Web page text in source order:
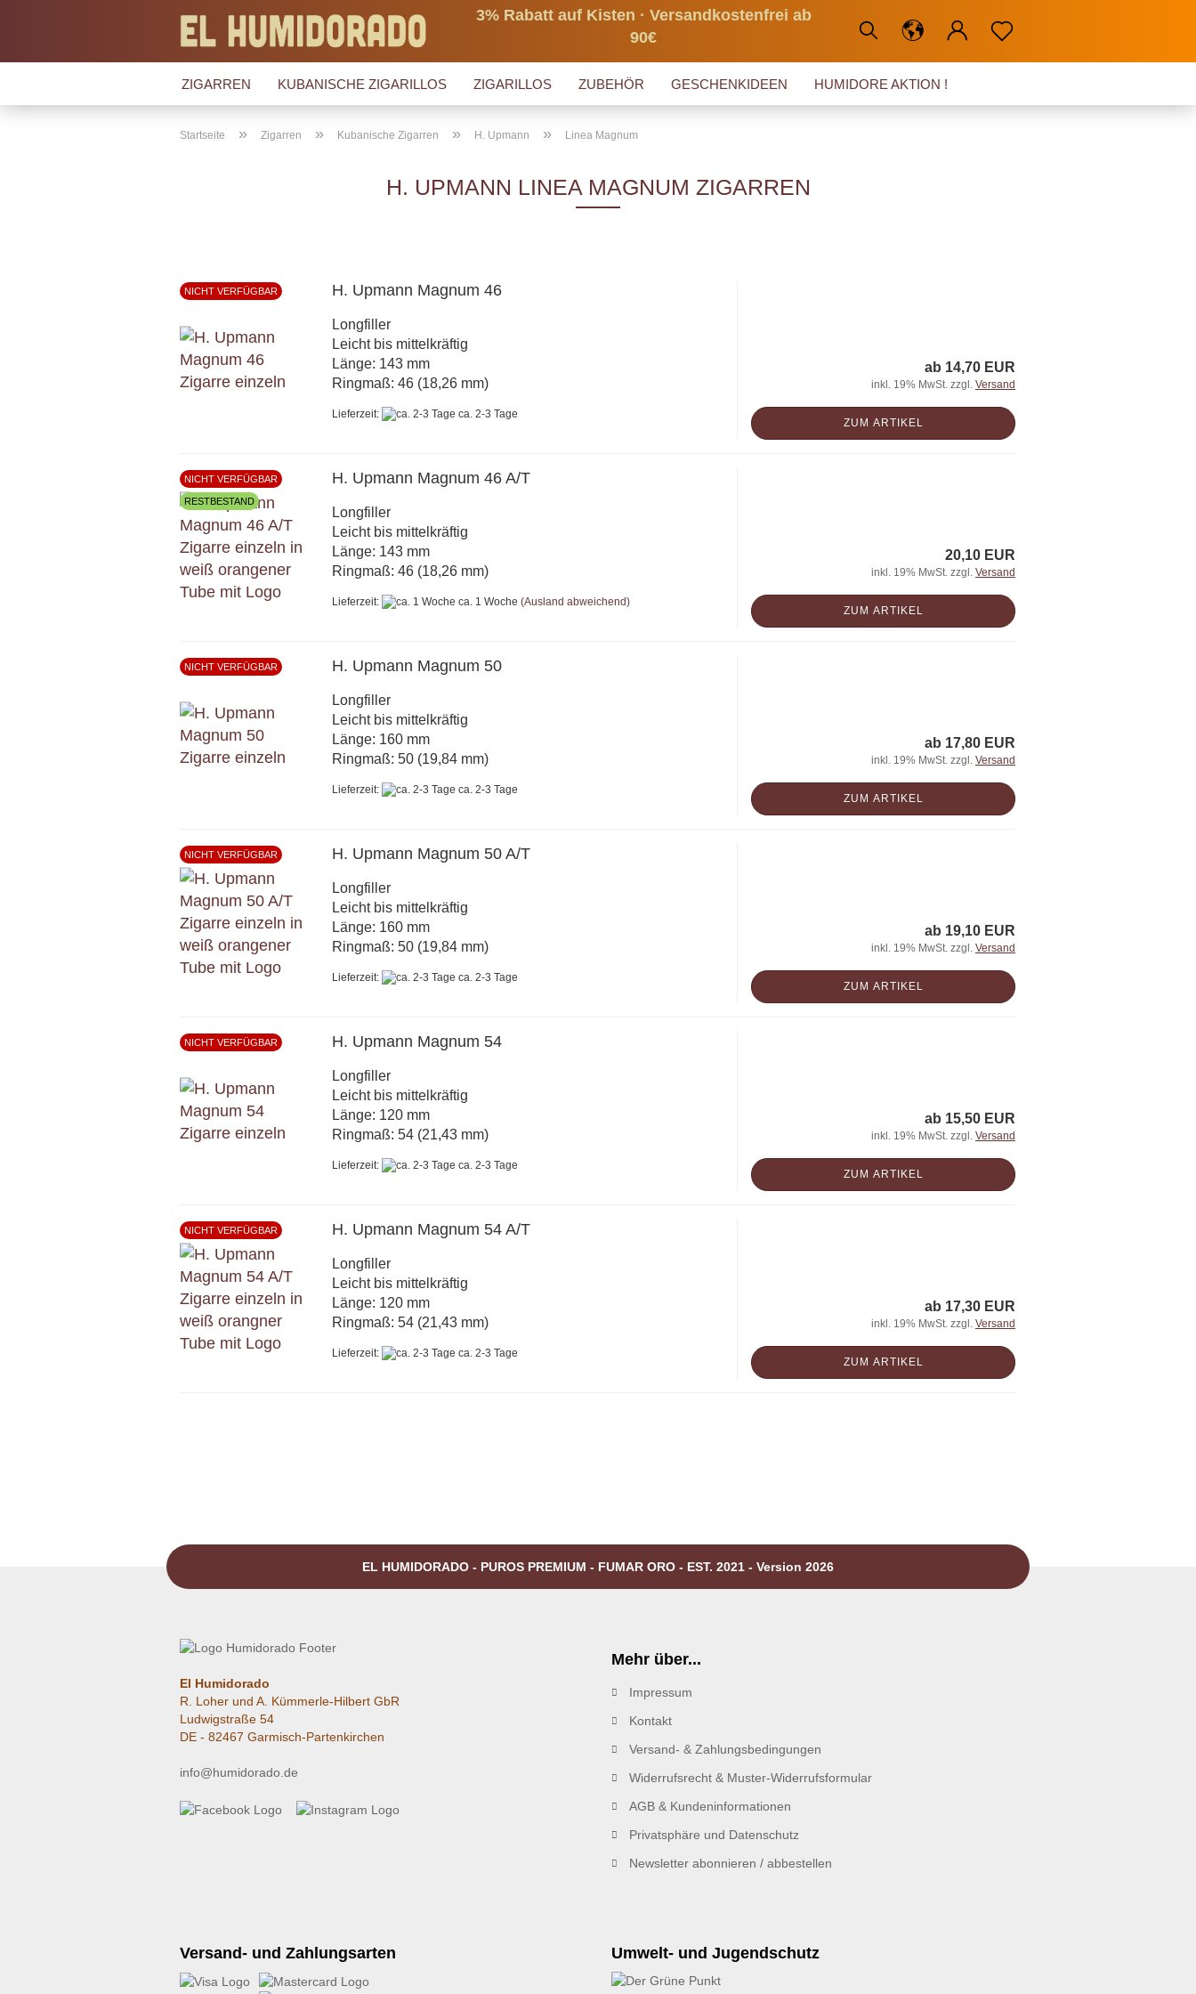
3% Rabatt auf Kisten · Versandkostenfrei ab
90€
ZIGARREN KUBANISCHE ZIGARILLOS ZIGARILLOS ZUBEHÖR GESCHENKIDEEN HUMIDORE AKTION !
Startseite » Zigarren » Kubanische Zigarren » H. Upmann » Linea Magnum
H. UPMANN LINEA MAGNUM ZIGARREN
NICHT VERFÜGBAR H. Upmann Magnum 46
Longfiller
Leicht bis mittelkräftig
Länge: 143 mm
Ringmaß: 46 (18,26 mm)
Lieferzeit: ca. 2-3 Tage
ab 14,70 EUR
inkl. 19% MwSt. zzgl. Versand
ZUM ARTIKEL
NICHT VERFÜGBAR
RESTBESTAND
H. Upmann Magnum 46 A/T
Longfiller
Leicht bis mittelkräftig
Länge: 143 mm
Ringmaß: 46 (18,26 mm)
Lieferzeit: ca. 1 Woche (Ausland abweichend)
20,10 EUR
inkl. 19% MwSt. zzgl. Versand
ZUM ARTIKEL
NICHT VERFÜGBAR H. Upmann Magnum 50
Longfiller
Leicht bis mittelkräftig
Länge: 160 mm
Ringmaß: 50 (19,84 mm)
Lieferzeit: ca. 2-3 Tage
ab 17,80 EUR
inkl. 19% MwSt. zzgl. Versand
ZUM ARTIKEL
NICHT VERFÜGBAR H. Upmann Magnum 50 A/T
Longfiller
Leicht bis mittelkräftig
Länge: 160 mm
Ringmaß: 50 (19,84 mm)
Lieferzeit: ca. 2-3 Tage
ab 19,10 EUR
inkl. 19% MwSt. zzgl. Versand
ZUM ARTIKEL
NICHT VERFÜGBAR H. Upmann Magnum 54
Longfiller
Leicht bis mittelkräftig
Länge: 120 mm
Ringmaß: 54 (21,43 mm)
Lieferzeit: ca. 2-3 Tage
ab 15,50 EUR
inkl. 19% MwSt. zzgl. Versand
ZUM ARTIKEL
NICHT VERFÜGBAR H. Upmann Magnum 54 A/T
Longfiller
Leicht bis mittelkräftig
Länge: 120 mm
Ringmaß: 54 (21,43 mm)
Lieferzeit: ca. 2-3 Tage
ab 17,30 EUR
inkl. 19% MwSt. zzgl. Versand
ZUM ARTIKEL
EL HUMIDORADO - PUROS PREMIUM - FUMAR ORO - EST. 2021 - Version 2026
El Humidorado
R. Loher und A. Kümmerle-Hilbert GbR
Ludwigstraße 54
DE - 82467 Garmisch-Partenkirchen
info@humidorado.de
Mehr über...
Impressum
Kontakt
Versand- & Zahlungsbedingungen
Widerrufsrecht & Muster-Widerrufsformular
AGB & Kundeninformationen
Privatsphäre und Datenschutz
Newsletter abonnieren / abbestellen
Versand- und Zahlungsarten Umwelt- und Jugendschutz